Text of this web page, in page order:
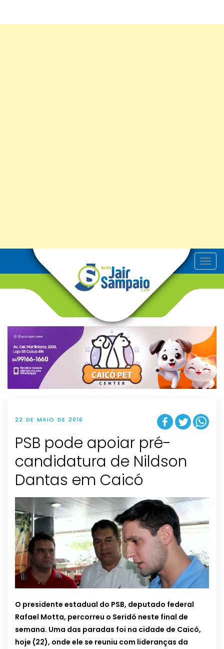
T
o
v
g
t
i
o
n
22 DE MAIO DE 2016
PSB pode apoiar pré-
candidatura de Nildson
Dantas em Caicó
O presidente estadual do PSB, deputado federal
Rafael Motta, percorreu o Seridó neste final de
semana. Uma das paradas foi na cidade de Caicó,
hoje (22), onde ele se reuniu com lideranças da